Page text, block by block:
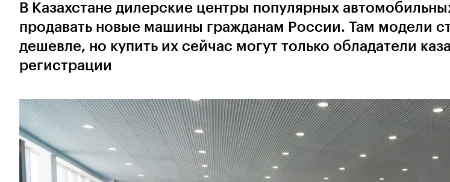
В Казахстане дилерские центры популярных
продавать новые машины гражданам России. Там модели
дешевле, но купить их сейчас могут только обладатели
регистрации